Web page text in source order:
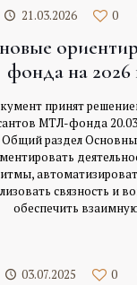
21.03.2026 0
фонда на 2026
принят
МТЛ-фонда
раздел
связность и
обеспечить
03.07.2025 0